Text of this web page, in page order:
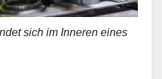
sich im Inneren eines